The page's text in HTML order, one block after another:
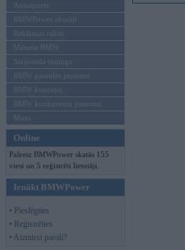
Autosports
BMWPower aktuāli
Reklāmas raksti
Mēneša BMW
Sērijveida tūnings
BMW pasaules jaunumi
BMW koncepti
BMW konkurentu jaunumi
Moto
Online
Pašreiz BMWPower skatās 155
viesi un 5 reģistrēti lietotāji.
Ienākt BMWPower
• Pieslēgties
• Reģistrēties
• Aizmirsi paroli?